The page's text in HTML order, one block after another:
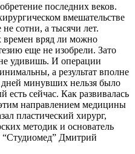
последних веков.
вмешательстве
сотни, а тысячи лет.
времен вряд ли можно
еще не изобрели. Зато
удивишь. И операции
а результат вполне
дней минувших нельзя было
есть сейчас. Как развивалась
направлением медицины
пластический хирург,
методик и основатель
“Студиомед” Дмитрий